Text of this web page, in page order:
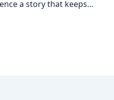
a story that keeps…